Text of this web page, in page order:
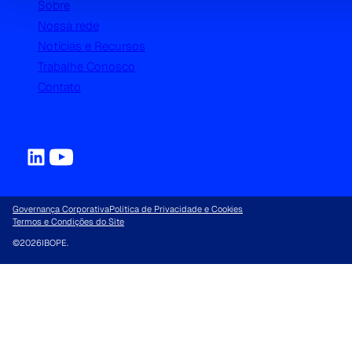
Sobre
Nossa rede
Notícias e Recursos
Trabalhe Conosco
Contato
Governança CorporativaPolítica de Privacidade e Cookies
Termos e Condições do Site
©2026IBOPE.